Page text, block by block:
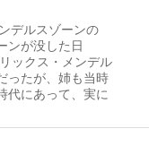
デルスゾーンの
ンが没した日
ックス・メンデル
ったが、姉も当時
代にあって、実に